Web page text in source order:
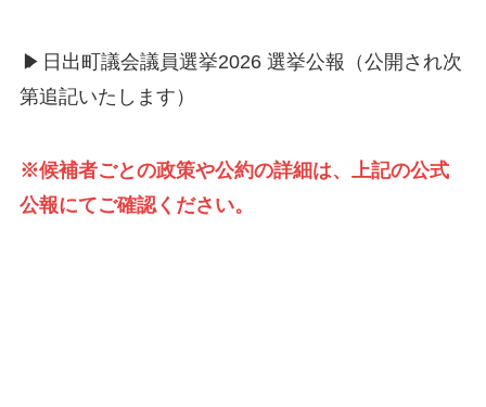
▶ 日出町議会議員選挙2026 選挙公報（公開され次
第追記いたします）
※候補者ごとの政策や公約の詳細は、上記の公式
公報にてご確認ください。